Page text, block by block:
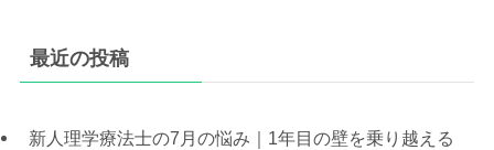
最近の投稿
新人理学療法士の7月の悩み｜1年目の壁を乗り越える